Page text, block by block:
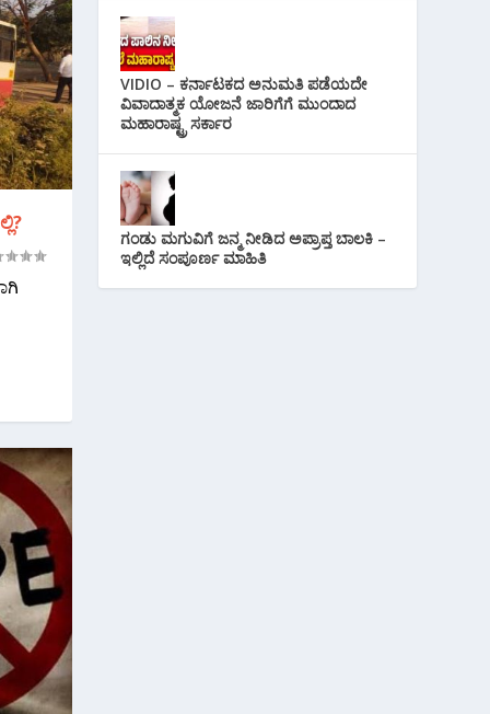
VIDIO – ಕರ್ನಾಟಕದ ಅನುಮತಿ ಪಡೆಯದೇ
ವಿವಾದಾತ್ಮಕ ಯೋಜನೆ ಜಾರಿಗೆಗೆ ಮುಂದಾದ
ಮಹಾರಾಷ್ಟ್ರ ಸರ್ಕಾರ
ಗಂಡು ಮಗುವಿಗೆ ಜನ್ಮ ನೀಡಿದ ಅಪ್ರಾಪ್ತ ಬಾಲಕಿ –
ಇಲ್ಲಿದೆ ಸಂಪೂರ್ಣ ಮಾಹಿತಿ